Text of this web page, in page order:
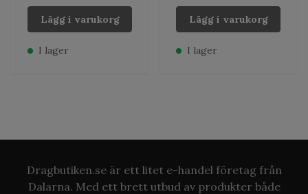
Lägg i varukorg
I lager
Lägg i varukorg
I lager
Dragbutiken.se är ett litet e-handel företag från
Dalarna. Med ett brett utbud av produkter både